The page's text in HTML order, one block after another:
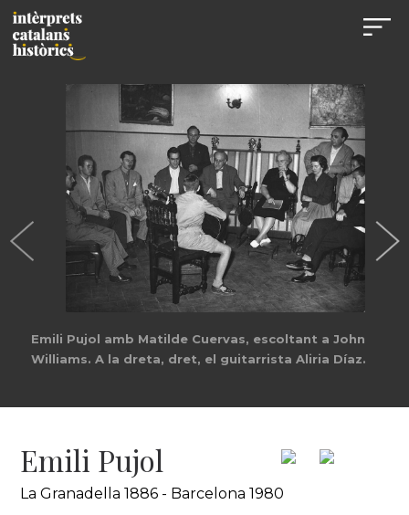
Emili Pujol amb Matilde Cuervas, escoltant a John
Williams. A la dreta, dret, el guitarrista Aliria Díaz.
Emili Pujol
La Granadella 1886 - Barcelona 1980